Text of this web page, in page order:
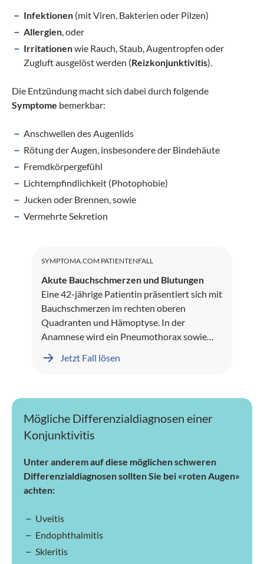
Infektionen (mit Viren, Bakterien oder Pilzen)
Allergien , oder
Irritationenwie Rauch, Staub, Augentropfen oder
Zugluft ausgelöst werden (Reizkonjunktivitis).
Die Entzündung macht sich dabei durch folgende
Symptome bemerkbar:
Anschwellen des Augenlids
Rötung der Augen, insbesondere der Bindehäute
Fremdkörpergefühl
Lichtempfindlichkeit (Photophobie)
Jucken oder Brennen, sowie
Vermehrte Sekretion
SYMPTOMA.COM PATIENTENFALL
Akute Bauchschmerzen und Blutungen
Eine 42-jährige Patientin präsentiert sich mit
Bauchschmerzen im rechten oberen
Quadranten und Hämoptyse. In der
Anamnese wird ein Pneumothorax sowie
Jetzt Fall lösen
Mögliche Differenzialdiagnosen einer
Konjunktivitis
Unter anderem auf diese möglichen schweren
Differenzialdiagnosen sollten Sie bei «roten Augen»
achten:
Uveitis
Endophthalmitis
Skleritis